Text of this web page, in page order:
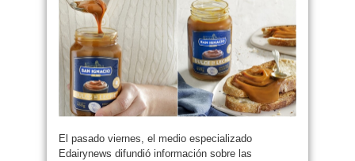
El pasado viernes, el medio especializado
Edairynews difundió información sobre las